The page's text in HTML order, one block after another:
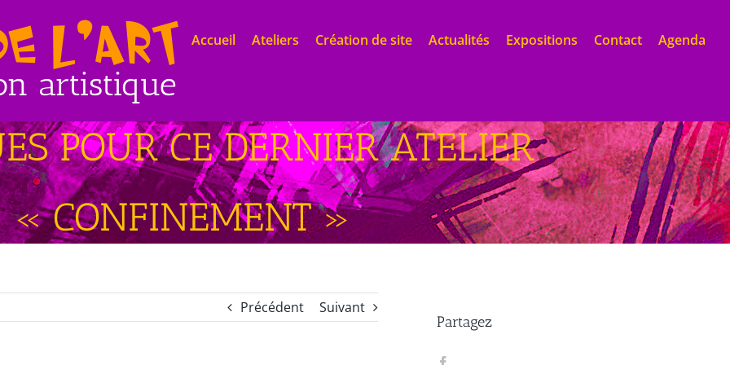
Accueil Ateliers Création de site Actualités Expositions Contact Agenda
POUR CE DERNIER ATELIER
« CONFINEMENT »
Précédent Suivant
Partagez